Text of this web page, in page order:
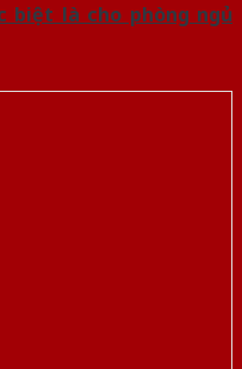
biệt là cho phòng ngủ